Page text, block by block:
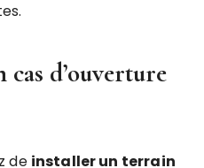
d’ouverture
de installer un terrain